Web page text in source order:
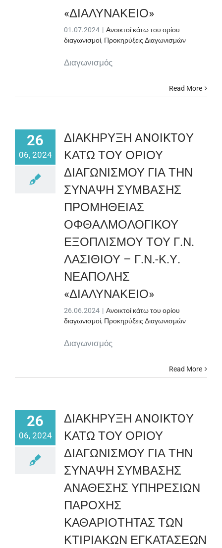
«ΔΙΑΛΥΝΑΚΕΙΟ»
01.07.2024 | Ανοικτοί κάτω του ορίου
διαγωνισμοί, Προκηρύξεις Διαγωνισμών
Διαγωνισμός
Read More
26
06, 2024
ΔΙΑΚΗΡΥΞΗ ANOIKTOΥ
ΚΑΤΩ ΤΟΥ ΟΡΙΟΥ
ΔΙΑΓΩΝΙΣΜΟΥ ΓΙΑ ΤΗΝ
ΣΥΝΑΨΗ ΣΥΜΒΑΣΗΣ
ΠΡΟΜΗΘΕΙΑΣ
ΟΦΘΑΛΜΟΛΟΓΙΚΟΥ
ΕΞΟΠΛΙΣΜΟΥ ΤΟΥ Γ.Ν.
ΛΑΣΙΘΙΟΥ – Γ.Ν.-Κ.Υ.
ΝΕΑΠΟΛΗΣ
«ΔΙΑΛΥΝΑΚΕΙΟ»
26.06.2024 | Ανοικτοί κάτω του ορίου
διαγωνισμοί, Προκηρύξεις Διαγωνισμών
Διαγωνισμός
Read More
26
06, 2024
ΔΙΑΚΗΡΥΞΗ ANOIKTOΥ
ΚΑΤΩ ΤΟΥ ΟΡΙΟΥ
ΔΙΑΓΩΝΙΣΜΟΥ ΓΙΑ ΤΗΝ
ΣΥΝΑΨΗ ΣΥΜΒΑΣΗΣ
ΑΝΑΘΕΣΗΣ ΥΠΗΡΕΣΙΩΝ
ΠΑΡΟΧΗΣ
ΚΑΘΑΡΙΟΤΗΤΑΣ ΤΩΝ
ΚΤΙΡΙΑΚΩΝ ΕΓΚΑΤΑΣΕΩΝ